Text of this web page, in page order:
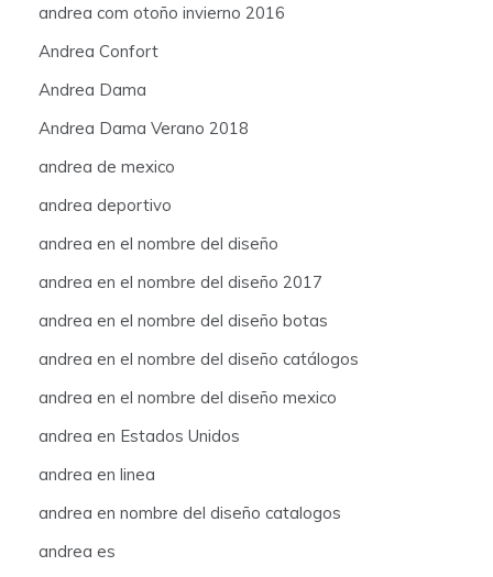
andrea com otoño invierno 2016
Andrea Confort
Andrea Dama
Andrea Dama Verano 2018
andrea de mexico
andrea deportivo
andrea en el nombre del diseño
andrea en el nombre del diseño 2017
andrea en el nombre del diseño botas
andrea en el nombre del diseño catálogos
andrea en el nombre del diseño mexico
andrea en Estados Unidos
andrea en linea
andrea en nombre del diseño catalogos
andrea es